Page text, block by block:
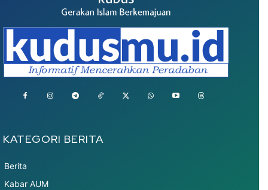
KATEGORI BERITA
Berita
Kabar AUM